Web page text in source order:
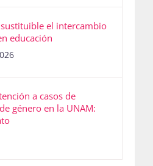
el intercambio
educación
a casos de
género en la UNAM: